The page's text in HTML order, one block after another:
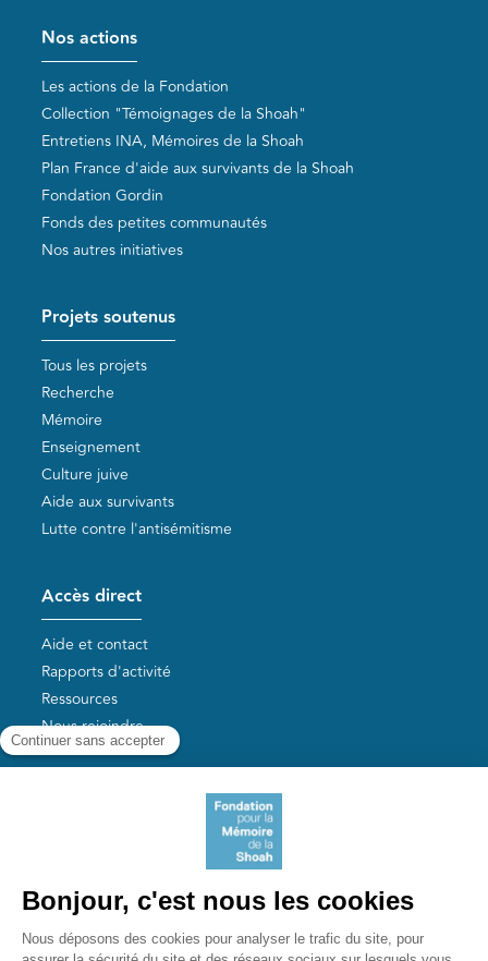
Pied de page
Nos actions
Les actions de la Fondation
Collection "Témoignages de la Shoah"
Entretiens INA, Mémoires de la Shoah
Plan France d'aide aux survivants de la Shoah
Fondation Gordin
Fonds des petites communautés
Nos autres initiatives
Projets soutenus
Tous les projets
Recherche
Mémoire
Enseignement
Culture juive
Aide aux survivants
Lutte contre l'antisémitisme
Accès direct
Aide et contact
Rapports d'activité
Ressources
Nous rejoindre
Aide aux survivants de la Shoah
Liens utiles